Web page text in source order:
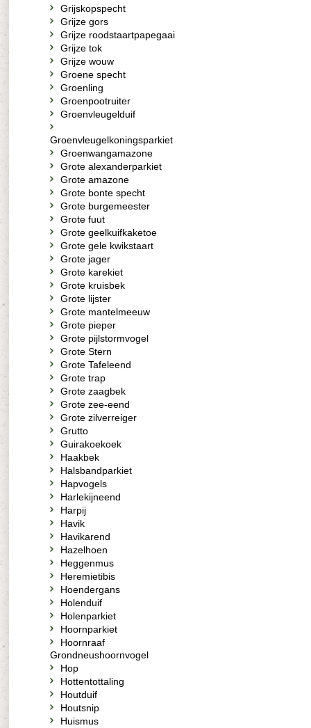
Grijskopspecht
Grijze gors
Grijze roodstaartpapegaai
Grijze tok
Grijze wouw
Groene specht
Groenling
Groenpootruiter
Groenvleugelduif
Groenvleugelkoningsparkiet
Groenwangamazone
Grote alexanderparkiet
Grote amazone
Grote bonte specht
Grote burgemeester
Grote fuut
Grote geelkuifkaketoe
Grote gele kwikstaart
Grote jager
Grote karekiet
Grote kruisbek
Grote lijster
Grote mantelmeeuw
Grote pieper
Grote pijlstormvogel
Grote Stern
Grote Tafeleend
Grote trap
Grote zaagbek
Grote zee-eend
Grote zilverreiger
Grutto
Guirakoekoek
Haakbek
Halsbandparkiet
Hapvogels
Harlekijneend
Harpij
Havik
Havikarend
Hazelhoen
Heggenmus
Heremietibis
Hoendergans
Holenduif
Holenparkiet
Hoornparkiet
Hoornraaf
Grondneushoornvogel
Hop
Hottentottaling
Houtduif
Houtsnip
Huismus